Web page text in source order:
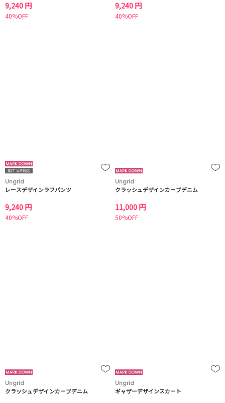
9,240 円
40%OFF
9,240 円
40%OFF
Ungrid
レースデザインラフパンツ
9,240 円
40%OFF
Ungrid
クラッシュデザインカーブデニム
11,000 円
50%OFF
Ungrid
クラッシュデザインカーブデニム
Ungrid
ギャザーデザインスカート